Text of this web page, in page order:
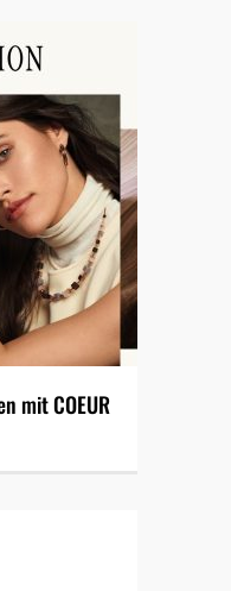
mit COEUR